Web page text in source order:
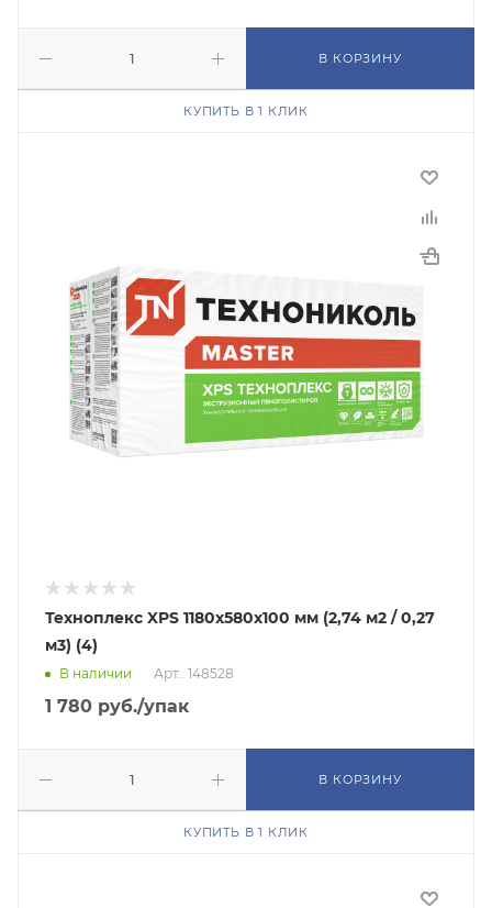
В КОРЗИНУ
КУПИТЬ В 1 КЛИК
Техноплекс XPS 1180х580х100 мм (2,74 м2 / 0,27
м3) (4)
В наличии Арт.: 148528
1 780 руб./упак
В КОРЗИНУ
КУПИТЬ В 1 КЛИК